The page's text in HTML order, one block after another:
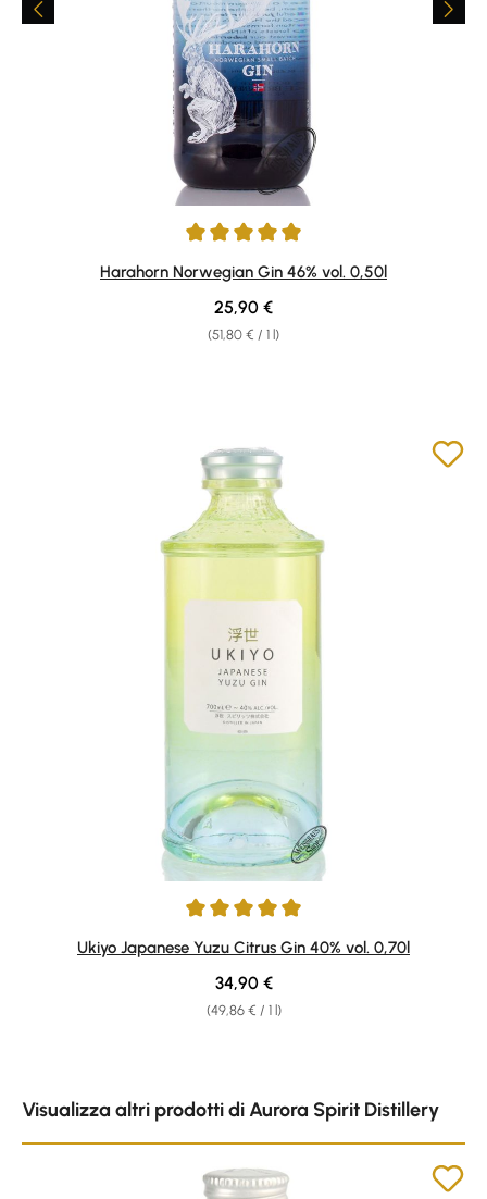
Average rating of 5 out of 5 stars
Harahorn Norwegian Gin 46% vol. 0,50l
(51,80 € / 1 l)
Regular price:
25,90 €
Average rating of 5 out of 5 stars
Ukiyo Japanese Yuzu Citrus Gin 40% vol. 0,70l
(49,86 € / 1 l)
Regular price:
34,90 €
Visualizza altri prodotti di Aurora Spirit Distillery